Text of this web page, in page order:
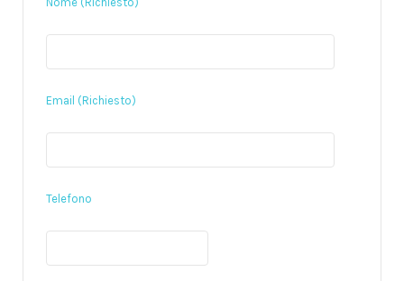
Email (Richiesto)
Telefono